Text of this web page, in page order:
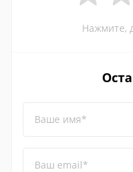
Нажмите,
Ваше имя*
Ваш email*